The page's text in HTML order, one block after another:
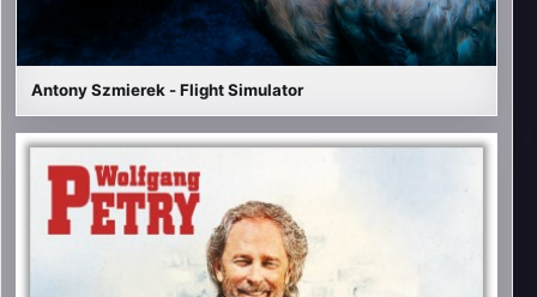
Antony Szmierek - Flight Simulator